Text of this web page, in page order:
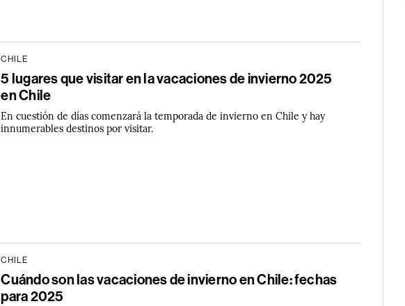
CHILE
5 lugares que visitar en la vacaciones de invierno 2025
en Chile
En cuestión de días comenzará la temporada de invierno en Chile y hay
innumerables destinos por visitar.
CHILE
Cuándo son las vacaciones de invierno en Chile: fechas
para 2025